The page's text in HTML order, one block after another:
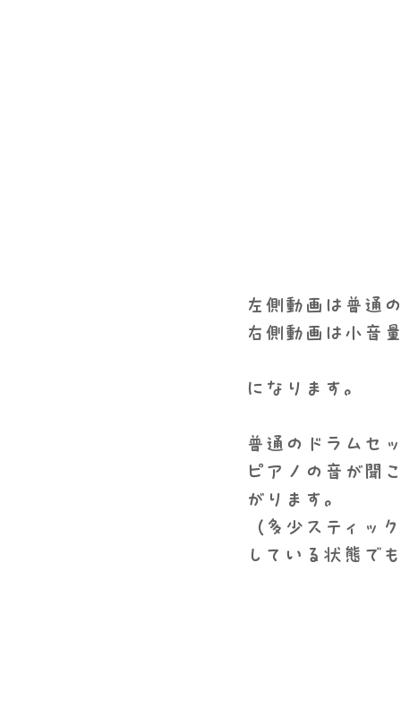
左側動画は普通
右側動画は小音
になります。
普通のドラムセ
ピアノの音が聞
がります。
（多少スティッ
している状態で